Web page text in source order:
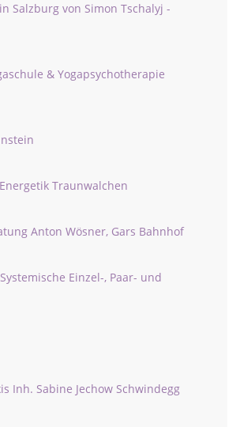
Salzburg von Simon Tschalyj -
& Yogapsychotherapie
Traunwalchen
Anton Wösner, Gars Bahnhof
Einzel-, Paar- und
Inh. Sabine Jechow Schwindegg